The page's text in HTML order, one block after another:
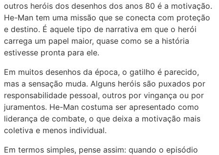
outros heróis dos desenhos dos anos 80 é a motivação.
He-Man tem uma missão que se conecta com proteção
e destino. É aquele tipo de narrativa em que o herói
carrega um papel maior, quase como se a história
estivesse pronta para ele.
Em muitos desenhos da época, o gatilho é parecido,
mas a sensação muda. Alguns heróis são puxados por
responsabilidade pessoal, outros por vingança ou por
juramentos. He-Man costuma ser apresentado como
liderança de combate, o que deixa a motivação mais
coletiva e menos individual.
Em termos simples, pense assim: quando o episódio